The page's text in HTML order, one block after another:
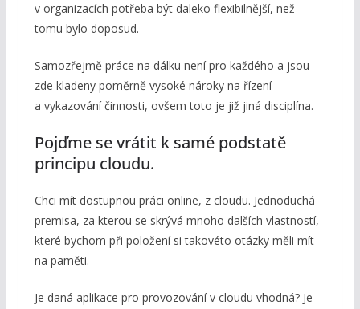
v organizacích potřeba být daleko flexibilnější, než
tomu bylo doposud.
Samozřejmě práce na dálku není pro každého a jsou
zde kladeny poměrně vysoké nároky na řízení
a vykazování činnosti, ovšem toto je již jiná disciplína.
Pojďme se vrátit k samé podstatě
principu cloudu.
Chci mít dostupnou práci online, z cloudu. Jednoduchá
premisa, za kterou se skrývá mnoho dalších vlastností,
které bychom při položení si takovéto otázky měli mít
na paměti.
Je daná aplikace pro provozování v cloudu vhodná? Je